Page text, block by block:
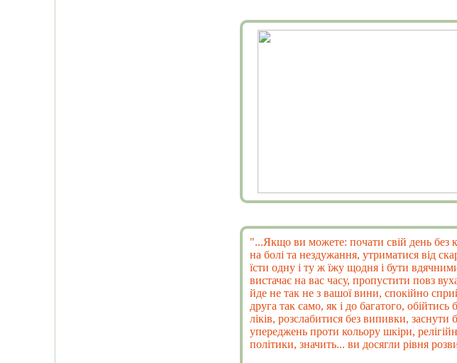
"...Якщо ви можете: почати свій день без
на болі та нездужання, утриматися від
їсти одну і ту ж їжу щодня і бути
вистачає на вас часу, пропустити повз
йде не так не з вашої вини, спокійно
друга так само, як і до багатого, обійтись
ліків, розслабитися без випивки,
упереджень проти кольору шкіри,
політики, значить... ви досягли рівня